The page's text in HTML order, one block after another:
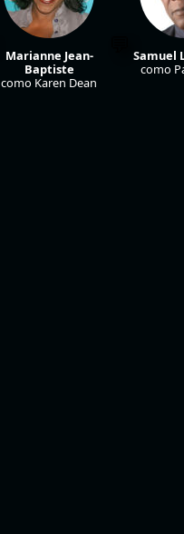
Marianne Jean-
Baptiste
como Karen Dean
Samuel
como